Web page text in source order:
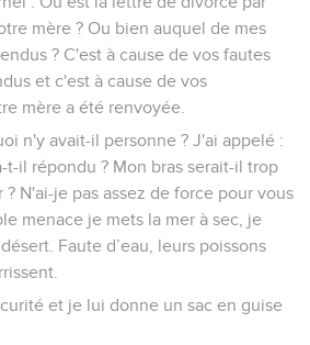
mère ? Ou bien auquel de mes
? C'est à cause de vos fautes
et c'est à cause de vos
mère a été renvoyée.
n'y avait-il personne ? J'ai appelé :
t-il répondu ? Mon bras serait-il trop
N'ai-je pas assez de force pour vous
menace je mets la mer à sec, je
Faute d’eau, leurs poissons
et je lui donne un sac en guise